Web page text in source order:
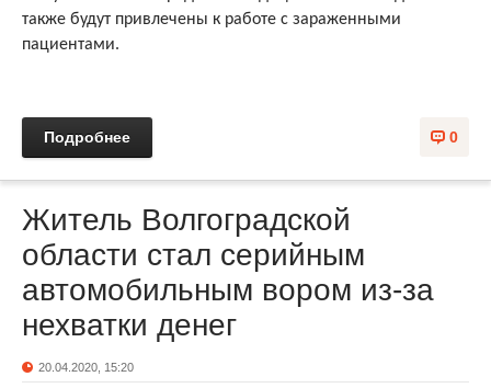
также будут привлечены к работе с зараженными
пациентами.
0
Подробнее
Житель Волгоградской
области стал серийным
автомобильным вором из-за
нехватки денег
20.04.2020, 15:20